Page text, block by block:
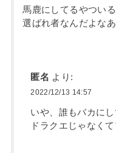
馬鹿にしてるやつい
選ばれ者なんだよなあ
匿名 より:
2022/12/13 14:57
いや、誰もバカに
ドラクエじゃなく